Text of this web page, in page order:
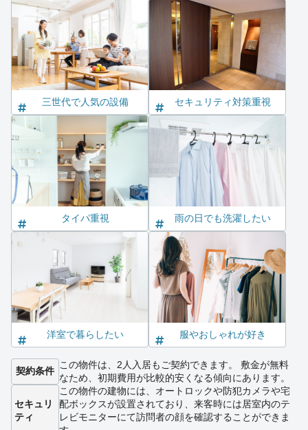
三世代で人気の設備 セキュリティ対策重視
タイパ重視 雨の日でも洗濯したい
洋室で暮らしたい 服やおしゃれが好き
契約条件
この物件は、2人入居もご契約できます。 敷金が無料
なため、初期費用が比較的安くなる傾向にあります。
セキュリ
ティ
この物件の建物には、オートロックや防犯カメラや宅
配ボックスが設置されており、来客時には居室内のテ
レビモニターにて訪問者の顔を確認することができま